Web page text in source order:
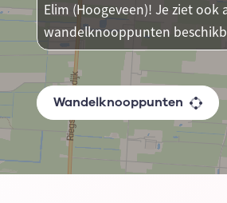
Elim (Hoogeveen)! Je ziet
wandelknooppunten
Wandelknooppunten